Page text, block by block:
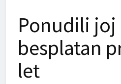
Ponudili joj
besplatan
let